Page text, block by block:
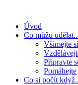
Úvod
Co můžu
Všímejte si
Připravte
Pomáhejte
Co si počít